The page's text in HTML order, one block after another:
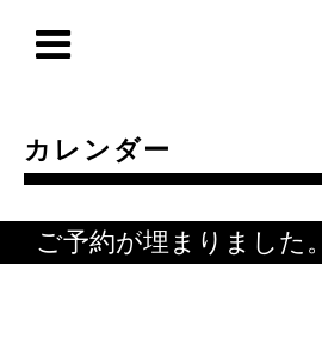
カレンダー
ご予約が埋まりました。